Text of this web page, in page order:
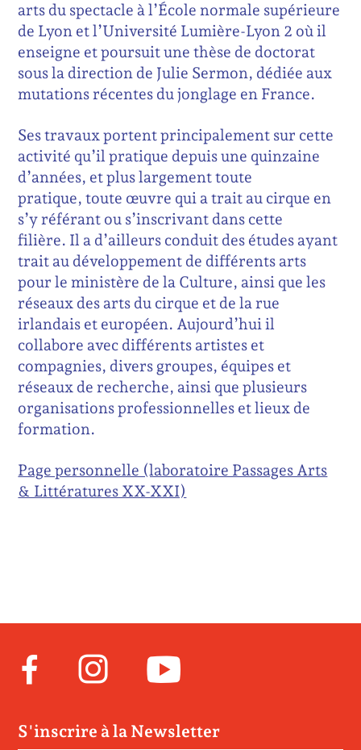
arts du spectacle à l’École normale supérieure
de Lyon et l’Université Lumière-Lyon 2 où il
enseigne et poursuit une thèse de doctorat
sous la direction de Julie Sermon, dédiée aux
mutations récentes du jonglage en France.
Ses travaux portent principalement sur cette
activité qu’il pratique depuis une quinzaine
d’années, et plus largement toute
pratique, toute œuvre qui a trait au cirque en
s’y référant ou s’inscrivant dans cette
filière. Il a d’ailleurs conduit des études ayant
trait au développement de différents arts
pour le ministère de la Culture, ainsi que les
réseaux des arts du cirque et de la rue
irlandais et européen. Aujourd’hui il
collabore avec différents artistes et
compagnies, divers groupes, équipes et
réseaux de recherche, ainsi que plusieurs
organisations professionnelles et lieux de
formation.
Page personnelle (laboratoire Passages Arts
& Littératures XX-XXI)
Facebook
Instagram
S'inscrire à la Newsletter